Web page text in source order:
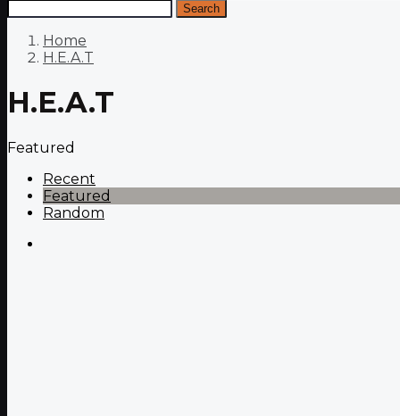
Search
Home
H.E.A.T
H.E.A.T
Featured
Recent
Featured
Random